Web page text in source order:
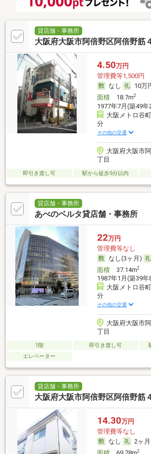
貸店舗・事務所
大阪府大阪市阿倍野区阿倍野筋
4.50万円
管理費等1,500円
なし
10万
面積18.7m2
1977年7月(築49年
大阪メトロ谷
分
その他の交通
大阪府大阪市
丁目
即引き渡し可 駅から徒歩5分以内
貸店舗・事務所
あべのベルタ貸店舗・事務所
22万円
管理費等なし
なし(3ヶ月)
面積37.14m2
1987年1月(築39年
大阪メトロ谷
分
その他の交通
大阪府大阪市
丁目
1階 即引き渡し可
エレベーター
貸店舗・事務所
大阪府大阪市阿倍野区阿倍野筋
14.30万円
管理費等なし
なし
2ヶ月
2